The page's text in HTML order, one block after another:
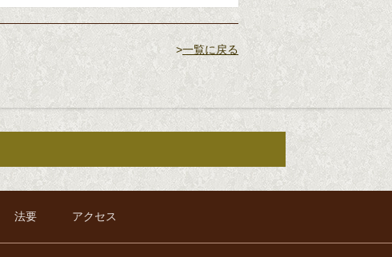
>一覧に戻る
法要 アクセス